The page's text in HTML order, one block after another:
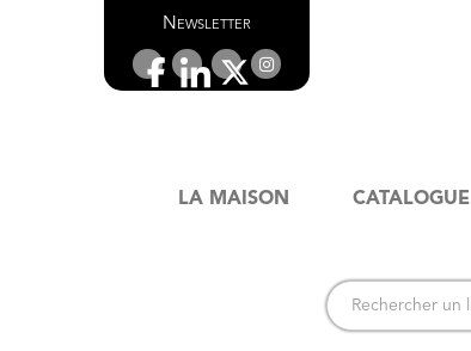
Newsletter
LA MAISON CATALOGUE